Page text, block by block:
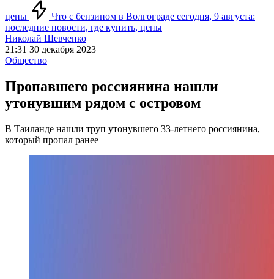
цены
Что с бензином в Волгограде сегодня, 9 августа:
последние новости, где купить, цены
Николай Шевченко
21:31 30 декабря 2023
Общество
Пропавшего россиянина нашли
утонувшим рядом с островом
В Таиланде нашли труп утонувшего 33-летнего россиянина,
который пропал ранее